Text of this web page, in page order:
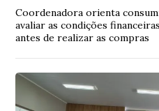
Coordenadora orienta
avaliar as condições
antes de realizar as compras